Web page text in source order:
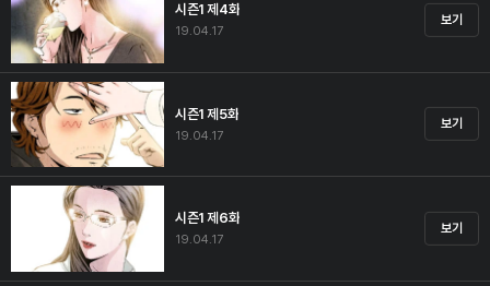
시즌1 제4화
19.04.17
보기
시즌1 제5화
19.04.17
보기
시즌1 제6화
19.04.17
보기